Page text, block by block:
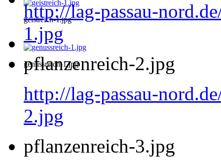
geistreich-1.jpg
genussreich-1.jpg
http://lag-passau-
1.jpg
pflanzenreich-2.jpg
http://lag-passau-
2.jpg
pflanzenreich-3.jpg